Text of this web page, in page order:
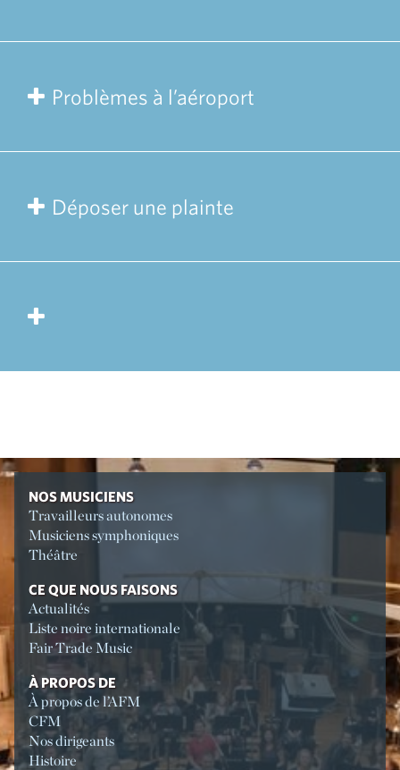
Problèmes à l’aéroport
Déposer une plainte
NOS MUSICIENS
Travailleurs autonomes
Musiciens symphoniques
Théâtre
CE QUE NOUS FAISONS
Actualités
Liste noire internationale
Fair Trade Music
À PROPOS DE
À propos de l’AFM
CFM
Nos dirigeants
Histoire